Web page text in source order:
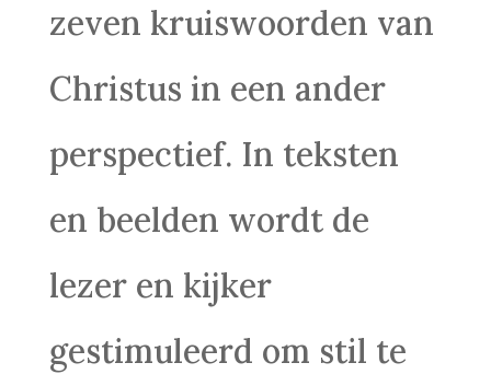
zeven kruiswoorden van
Christus in een ander
perspectief. In teksten
en beelden wordt de
lezer en kijker
gestimuleerd om stil te